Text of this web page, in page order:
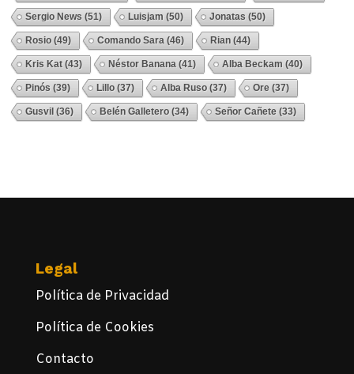
Sergio News (51) Luisjam (50) Jonatas (50)
Rosio (49) Comando Sara (46) Rian (44)
Kris Kat (43) Néstor Banana (41) Alba Beckam (40)
Pinós (39) Lillo (37) Alba Ruso (37) Ore (37)
Gusvil (36) Belén Galletero (34) Señor Cañete (33)
Legal
Política de Privacidad
Política de Cookies
Contacto